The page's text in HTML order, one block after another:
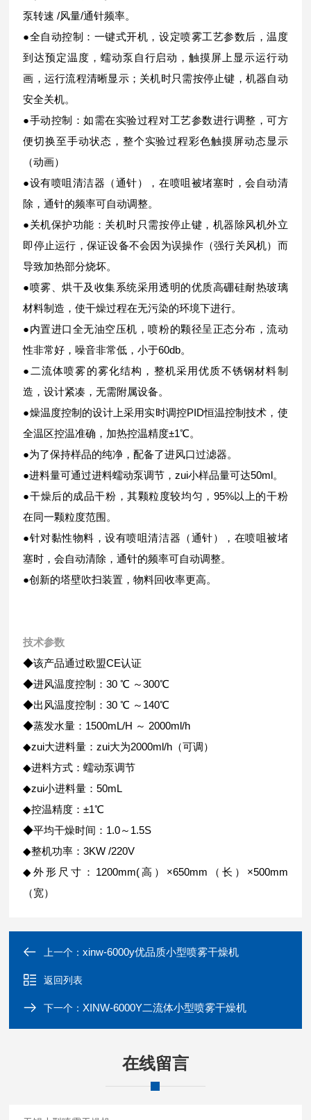
泵转速 /风量/通针频率。
●全自动控制：一键式开机，设定喷雾工艺参数后，温度
到达预定温度，蠕动泵自行启动，触摸屏上显示运行动
画，运行流程清晰显示；关机时只需按停止键，机器自动
安全关机。
●手动控制：如需在实验过程对工艺参数进行调整，可方
便切换至手动状态，整个实验过程彩色触摸屏动态显示
（动画）
●设有喷咀清洁器（通针），在喷咀被堵塞时，会自动清
除，通针的频率可自动调整。
●关机保护功能：关机时只需按停止键，机器除风机外立
即停止运行，保证设备不会因为误操作（强行关风机）而
导致加热部分烧坏。
●喷雾、烘干及收集系统采用透明的优质高硼硅耐热玻璃
材料制造，使干燥过程在无污染的环境下进行。
●内置进口全无油空压机，喷粉的颗径呈正态分布，流动
性非常好，噪音非常低，小于60db。
●二流体喷雾的雾化结构，整机采用优质不锈钢材料制
造，设计紧凑，无需附属设备。
●燥温度控制的设计上采用实时调控PID恒温控制技术，使
全温区控温准确，加热控温精度±1℃。
●为了保持样品的纯净，配备了进风口过滤器。
●进料量可通过进料蠕动泵调节，zui小样品量可达50ml。
●干燥后的成品干粉，其颗粒度较均匀，95%以上的干粉
在同一颗粒度范围。
●针对黏性物料，设有喷咀清洁器（通针），在喷咀被堵
塞时，会自动清除，通针的频率可自动调整。
●创新的塔壁吹扫装置，物料回收率更高。
技术参数
◆该产品通过欧盟CE认证
◆进风温度控制：30 ℃ ～300℃
◆出风温度控制：30 ℃ ～140℃
◆蒸发水量：1500mL/H ～ 2000ml/h
◆zui大进料量：zui大为2000ml/h（可调）
◆进料方式：蠕动泵调节
◆zui小进料量：50mL
◆控温精度：±1℃
◆平均干燥时间：1.0～1.5S
◆整机功率：3KW /220V
◆外形尺寸：1200mm(高）×650mm（长）×500mm
（宽）
上一个：xinw-6000y优品质小型喷雾干燥机
返回列表
下一个：XINW-6000Y二流体小型喷雾干燥机
在线留言